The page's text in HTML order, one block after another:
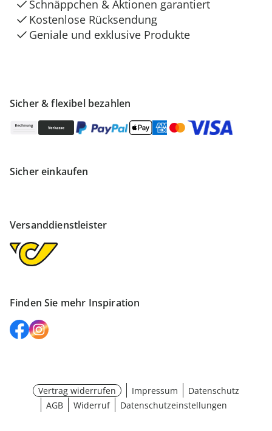
Sicher & flexibel bezahlen
Sicher einkaufen
Versanddienstleister
Finden Sie mehr Inspiration
Schnäppchen & Aktionen garantiert
Kostenlose Rücksendung
Geniale und exklusive Produkte
Vertrag widerrufen Impressum
Datenschutz
AGB
Widerruf Datenschutzeinstellungen